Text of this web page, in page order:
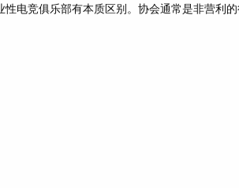
电竞俱乐部有本质区别。协会通常是非营利